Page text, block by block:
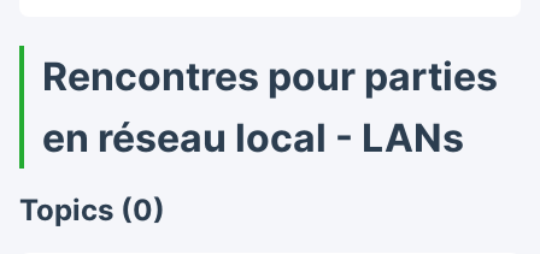
Rencontres pour parties
en réseau local - LANs
Topics (0)